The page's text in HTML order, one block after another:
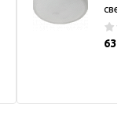
63